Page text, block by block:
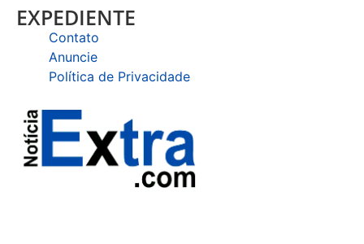
EXPEDIENTE
Contato
Anuncie
Política de Privacidade